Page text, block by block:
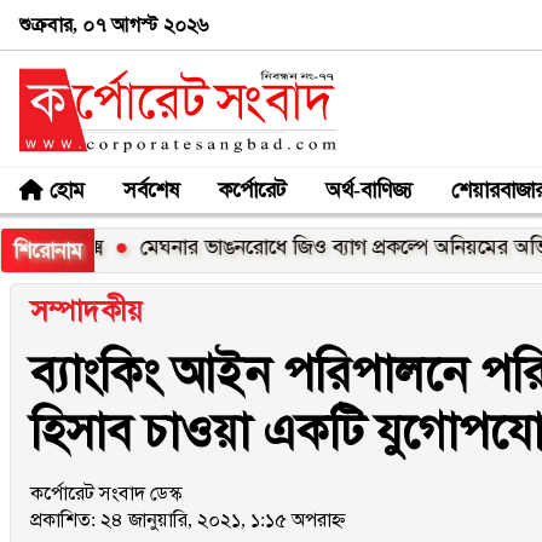
শুক্রবার, ০৭ আগস্ট ২০২৬
হোম সর্বশেষ কর্পোরেট অর্থ-বাণিজ্য
শিরোনামমেঘনার ভাঙনরোধে জিও ব্যাগ প্রকল্পে অনিয়মের অভিযোগ,
সম্পাদকীয়
ব্যাংকিং আইন পরিপালনে
হিসাব চাওয়া একটি
কর্পোরেট সংবাদ ডেস্ক
প্রকাশিত: ২৪ জানুয়ারি, ২০২১, ১:১৫ অপরাহ্ন